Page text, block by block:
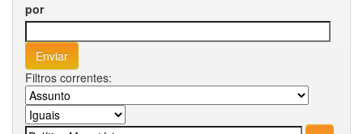
por
Filtros correntes: